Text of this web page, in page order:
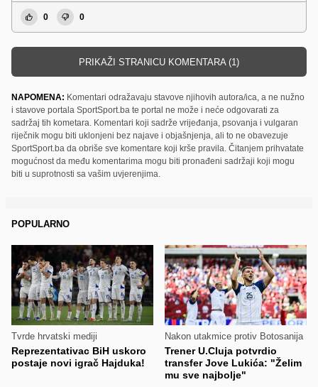
0 0
PRIKAŽI STRANICU KOMENTARA (1)
NAPOMENA: Komentari odražavaju stavove njihovih autora/ica, a ne nužno
i stavove portala SportSport.ba te portal ne može i neće odgovarati za
sadržaj tih kometara. Komentari koji sadrže vrijeđanja, psovanja i vulgaran
riječnik mogu biti uklonjeni bez najave i objašnjenja, ali to ne obavezuje
SportSport.ba da obriše sve komentare koji krše pravila. Čitanjem prihvatate
mogućnost da među komentarima mogu biti pronađeni sadržaji koji mogu
biti u suprotnosti sa vašim uvjerenjima.
POPULARNO
Tvrde hrvatski mediji
Reprezentativac BiH uskoro
postaje novi igrač Hajduka!
Nakon utakmice protiv Botosanija
Trener U.Cluja potvrdio
transfer Jove Lukića: "Želim
mu sve najbolje"